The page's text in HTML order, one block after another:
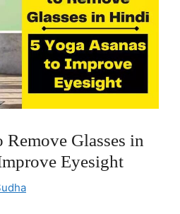
Glasses in
Eyesight